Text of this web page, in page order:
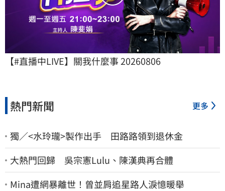
【#直播中LIVE】關我什麼事 20260806
熱門新聞 更多
獨／<水玲瓏>製作出手 田路路領到退休金
大熱門回歸 吳宗憲Lulu、陳漢典再合體
Mina遭網暴離世！曾並肩追星路人淚憶暖舉